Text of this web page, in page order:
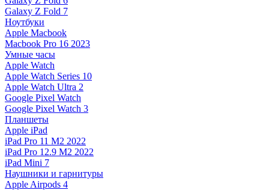
Galaxy Z Fold 7
Ноутбуки
Apple Macbook
Macbook Pro 16 2023
Умные часы
Apple Watch
Apple Watch Series 10
Apple Watch Ultra 2
Google Pixel Watch
Google Pixel Watch 3
Планшеты
Apple iPad
iPad Pro 11 M2 2022
iPad Pro 12.9 M2 2022
iPad Mini 7
Наушники и гарнитуры
Apple Airpods 4